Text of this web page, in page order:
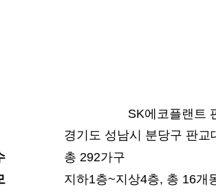
SK에코플랜트
경기도 성남시 분당구 판
총 292가구
지하1층~지상4층, 총 16개